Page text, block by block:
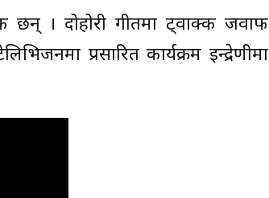
छन् । दोहोरी गीतमा ट्वाक्क जवाफ
प्रसारित कार्यक्रम इन्द्रेणीमा